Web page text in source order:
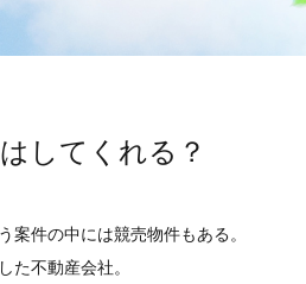
してくれる？
案件の中には競売物件もある。
た不動産会社。